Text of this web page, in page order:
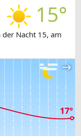
15°
Nacht 15, am